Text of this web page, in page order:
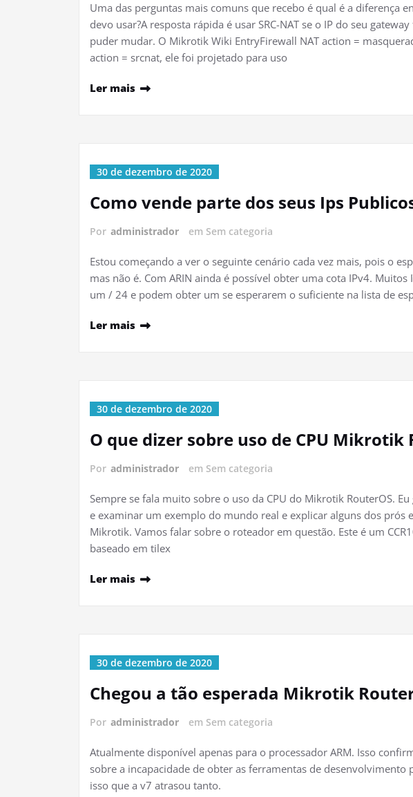
Uma das perguntas mais comuns que recebo é qual é a diferença
devo usar?A resposta rápida é usar SRC-NAT se o IP do seu
puder mudar. O Mikrotik Wiki EntryFirewall NAT action =
action = srcnat, ele foi projetado para uso
Ler mais
30 de dezembro de 2020
Como vende parte dos seus Ips
Por administrador em Sem categoria
Estou começando a ver o seguinte cenário cada vez mais, pois o
mas não é. Com ARIN ainda é possível obter uma cota IPv4. Muitos
um / 24 e podem obter um se esperarem o suficiente na lista de
Ler mais
30 de dezembro de 2020
O que dizer sobre uso de CPU Mikrotik
Por administrador em Sem categoria
Sempre se fala muito sobre o uso da CPU do Mikrotik RouterOS.
e examinar um exemplo do mundo real e explicar alguns dos prós
Mikrotik. Vamos falar sobre o roteador em questão. Este é um
baseado em tilex
Ler mais
30 de dezembro de 2020
Chegou a tão esperada Mikrotik
Por administrador em Sem categoria
Atualmente disponível apenas para o processador ARM. Isso
sobre a incapacidade de obter as ferramentas de desenvolvimento
isso que a v7 atrasou tanto.